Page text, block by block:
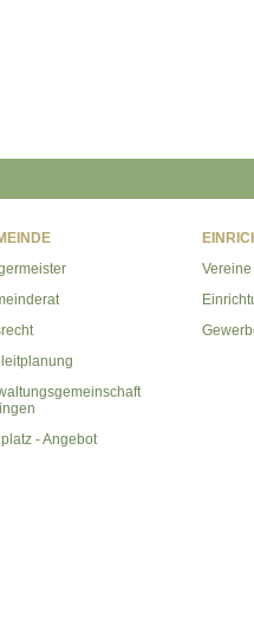
- Angebot